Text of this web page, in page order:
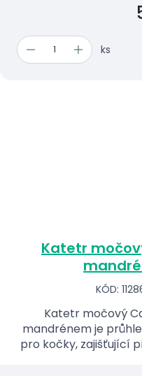
ks
Katetr
KÓD:
Katetr močový
mandrénem je
pro kočky, zajišťující